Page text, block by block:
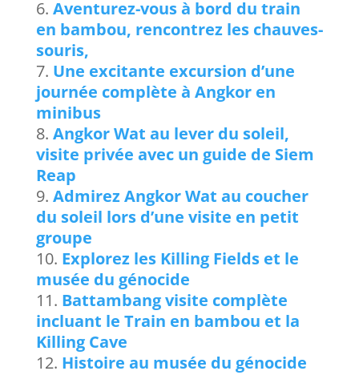
Aventurez-vous à bord du train
en bambou, rencontrez les chauves-
souris,
Une excitante excursion d’une
journée complète à Angkor en
minibus
Angkor Wat au lever du soleil,
visite privée avec un guide de Siem
Reap
Admirez Angkor Wat au coucher
du soleil lors d’une visite en petit
groupe
Explorez les Killing Fields et le
musée du génocide
Battambang visite complète
incluant le Train en bambou et la
Killing Cave
Histoire au musée du génocide